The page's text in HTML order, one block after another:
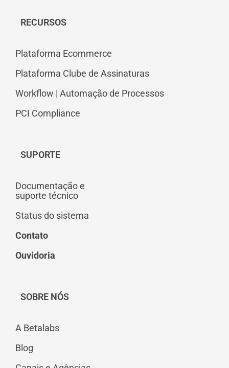
RECURSOS
Plataforma Ecommerce
Plataforma Clube de Assinaturas
Workflow | Automação de Processos
PCI Compliance
SUPORTE
Documentação e
suporte técnico
Status do sistema
Contato
Ouvidoria
SOBRE NÓS
A Betalabs
Blog